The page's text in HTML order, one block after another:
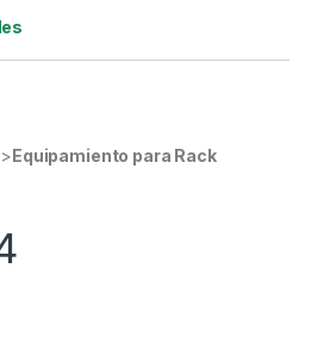
Equipamiento para Rack
22U De suelo para Conmutador